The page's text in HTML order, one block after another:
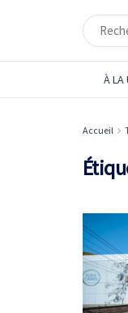
À LA
Accueil